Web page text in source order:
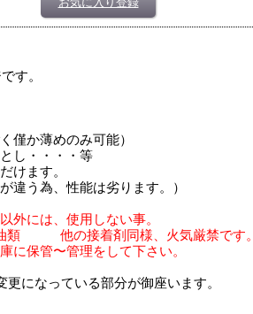
す。
僅か薄めのみ可能）
し・・・・等
けます。
違う為、性能は劣ります。）
外には、使用しない事。
類 他の接着剤同様、火気厳禁です。
に保管〜管理をして下さい。
になっている部分が御座います。